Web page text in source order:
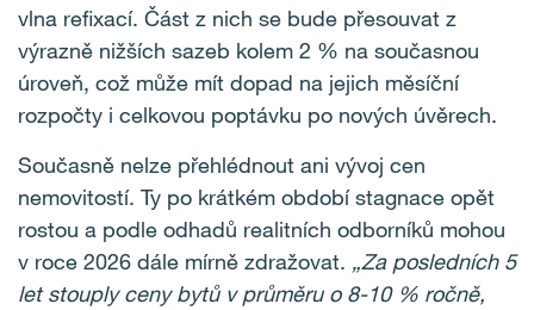
vlna refixací. Část z nich se bude přesouvat z
výrazně nižších sazeb kolem 2 % na současnou
úroveň, což může mít dopad na jejich měsíční
rozpočty i celkovou poptávku po nových úvěrech.
Současně nelze přehlédnout ani vývoj cen
nemovitostí. Ty po krátkém období stagnace opět
rostou a podle odhadů realitních odborníků mohou
v roce 2026 dále mírně zdražovat. „Za posledních 5
let stouply ceny bytů v průměru o 8-10 % ročně,